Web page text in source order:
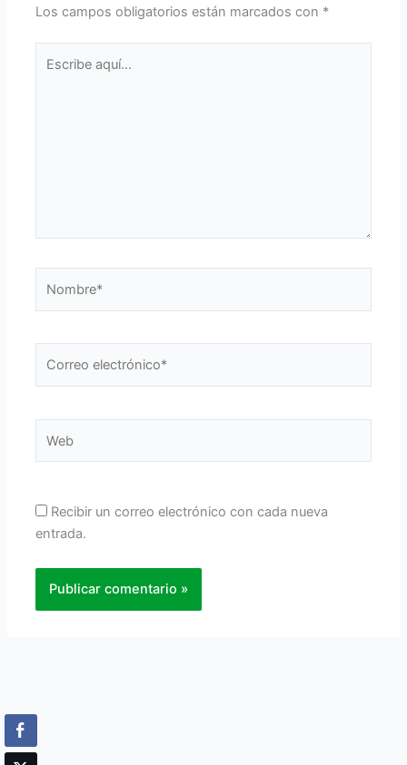
Los campos obligatorios están marcados con *
aquí...
electrónico*
Recibir un correo electrónico con cada nueva
entrada.